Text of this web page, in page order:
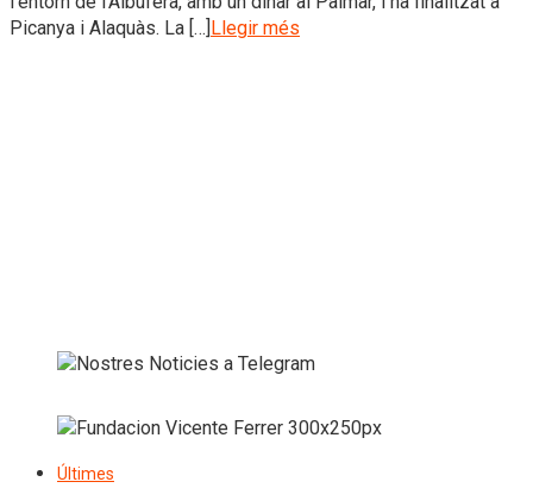
Picanya i Alaquàs. La […]Llegir més
Últimes